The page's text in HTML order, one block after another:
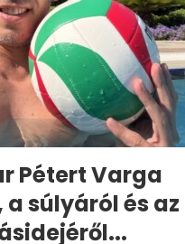
Pétert Varga
súlyáról és az